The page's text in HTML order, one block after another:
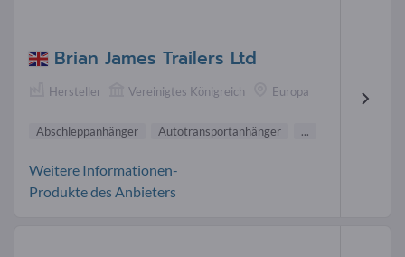
Brian James Trailers Ltd
Hersteller Vereinigtes Königreich Europa
Abschleppanhänger Autotransportanhänger ...
Weitere Informationen-
Produkte des Anbieters